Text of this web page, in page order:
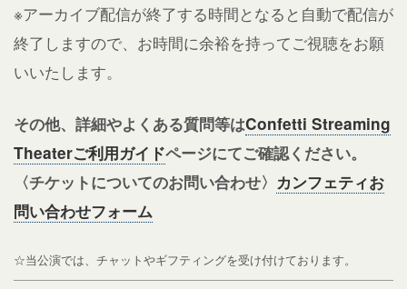
※アーカイブ配信が終了する時間となると自動で配信が
終了しますので、お時間に余裕を持ってご視聴をお願
いいたします。
その他、詳細やよくある質問等はConfetti Streaming
Theaterご利用ガイドページにてご確認ください。
〈チケットについてのお問い合わせ〉 カンフェティお
問い合わせフォーム
☆当公演では、チャットやギフティングを受け付けております。